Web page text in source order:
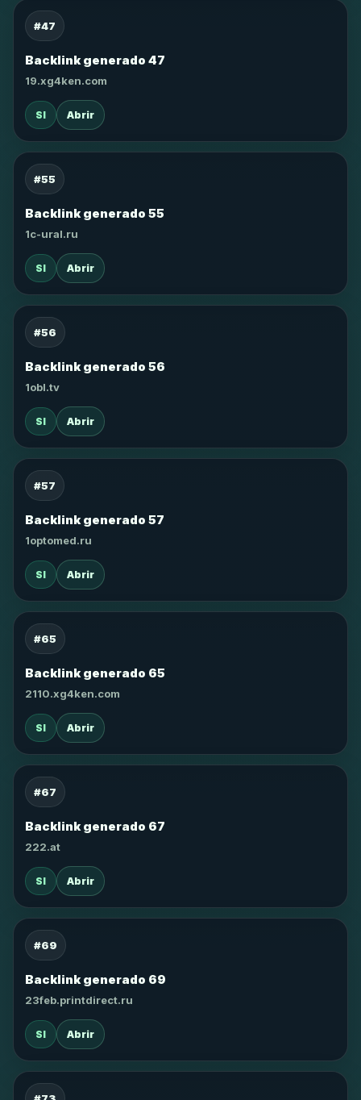
#47
Backlink generado 47
19.xg4ken.com
SI Abrir
#55
Backlink generado 55
1c-ural.ru
SI Abrir
#56
Backlink generado 56
1obl.tv
SI Abrir
#57
Backlink generado 57
1optomed.ru
SI Abrir
#65
Backlink generado 65
2110.xg4ken.com
SI Abrir
#67
Backlink generado 67
222.at
SI Abrir
#69
Backlink generado 69
23feb.printdirect.ru
SI Abrir